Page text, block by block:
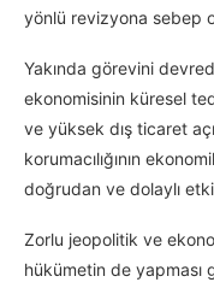
yönlü revizyona sebep
Yakında görevini
ekonomisinin küresel
ve yüksek dış ticaret
korumacılığının
doğrudan ve dolaylı
Zorlu jeopolitik ve
hükümetin de yapması